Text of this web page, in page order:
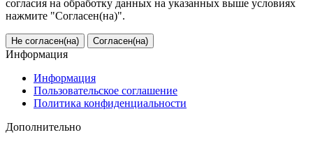
согласия на обработку данных на указанных выше условиях
нажмите "Согласен(на)".
Не согласен(на) Согласен(на)
Информация
Информация
Пользовательское соглашение
Политика конфиденциальности
Дополнительно